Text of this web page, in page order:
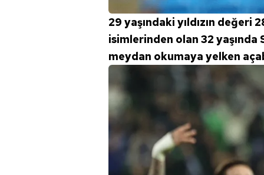
29 yaşındaki yıldızın
isimlerinden olan 32
meydan okumaya yelken